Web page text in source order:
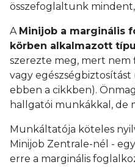
Hívjon
Telefon
(+420) 234 261 904
összefoglaltunk
A Minijob a marginális
körben alkalmazott
szerezte meg, mert nem
vagy
ebben a cikkben).
hallgatói munkákkal, de
Munkáltatója köteles
Minijob Zentrale-nél -
erre a marginális